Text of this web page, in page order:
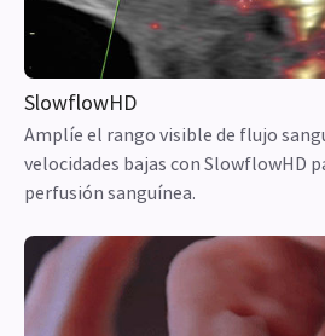
SlowflowHD
Amplíe el rango visible de flujo
velocidades bajas con SlowflowHD
perfusión sanguínea.